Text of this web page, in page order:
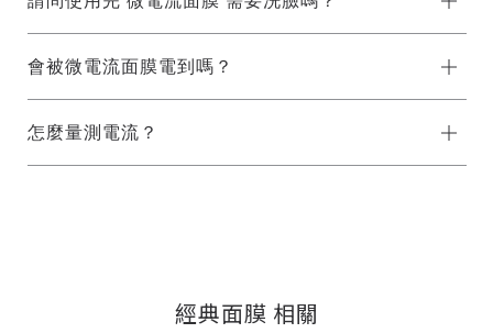
會被微電流面膜電到嗎？
怎麼量測電流？
經典面膜 相關